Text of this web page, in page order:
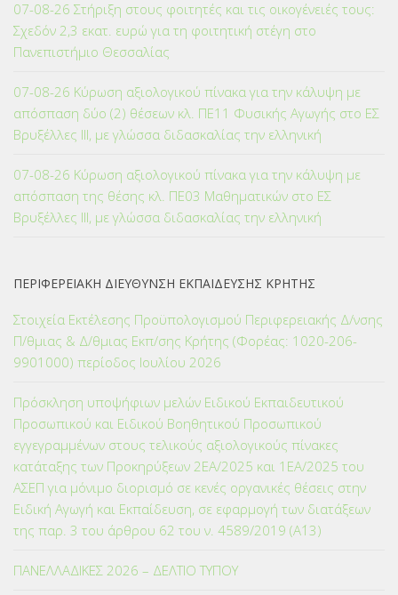
07-08-26 Στήριξη στους φοιτητές και τις οικογένειές τους:
Σχεδόν 2,3 εκατ. ευρώ για τη φοιτητική στέγη στο
Πανεπιστήμιο Θεσσαλίας
07-08-26 Κύρωση αξιολογικού πίνακα για την κάλυψη με
απόσπαση δύο (2) θέσεων κλ. ΠΕ11 Φυσικής Αγωγής στο ΕΣ
Βρυξέλλες ΙΙΙ, με γλώσσα διδασκαλίας την ελληνική
07-08-26 Κύρωση αξιολογικού πίνακα για την κάλυψη με
απόσπαση της θέσης κλ. ΠΕ03 Μαθηματικών στο ΕΣ
Βρυξέλλες ΙΙΙ, με γλώσσα διδασκαλίας την ελληνική
ΠΕΡΙΦΕΡΕΙΑΚΗ ΔΙΕΥΘΥΝΣΗ ΕΚΠΑΙΔΕΥΣΗΣ ΚΡΗΤΗΣ
Στοιχεία Εκτέλεσης Προϋπολογισμού Περιφερειακής Δ/νσης
Π/θμιας & Δ/θμιας Εκπ/σης Κρήτης (Φορέας: 1020-206-
9901000) περίοδος Ιουλίου 2026
Πρόσκληση υποψήφιων μελών Ειδικού Εκπαιδευτικού
Προσωπικού και Ειδικού Βοηθητικού Προσωπικού
εγγεγραμμένων στους τελικούς αξιολογικούς πίνακες
κατάταξης των Προκηρύξεων 2ΕΑ/2025 και 1ΕΑ/2025 του
ΑΣΕΠ για μόνιμο διορισμό σε κενές οργανικές θέσεις στην
Ειδική Αγωγή και Εκπαίδευση, σε εφαρμογή των διατάξεων
της παρ. 3 του άρθρου 62 του ν. 4589/2019 (Α΄13)
ΠΑΝΕΛΛΑΔΙΚΕΣ 2026 – ΔΕΛΤΙΟ ΤΥΠΟΥ